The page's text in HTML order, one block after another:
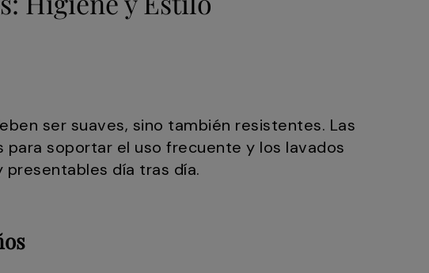
ser suaves, sino también resistentes. Las
soportar el uso frecuente y los lavados
presentables día tras día.